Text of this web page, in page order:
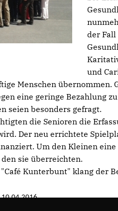
der Fall
und
Menschen übernommen.
eine geringe Bezahlung
seien besonders gefragt.
die Senioren die
Der neu errichtete
Um den Kleinen
sie überreichten.
Kunterbunt" klang der
10.04.2016